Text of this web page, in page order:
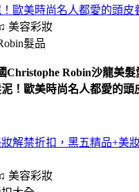
歐美時尚名人都愛的頭皮
美容彩妝
Christophe Robin沙龍美
！歐美時尚名人都愛的頭
妝解禁折扣，黑五精品+美
美容彩妝